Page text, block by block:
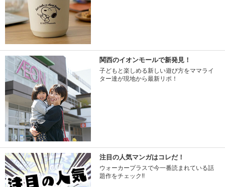
関西のイオンモールで新発見！
子どもと楽しめる新しい遊び方をママライ
ター達が現地から最新リポ！
注目の人気マンガはコレだ！
ウォーカープラスで今一番読まれている話
題作をチェック!!